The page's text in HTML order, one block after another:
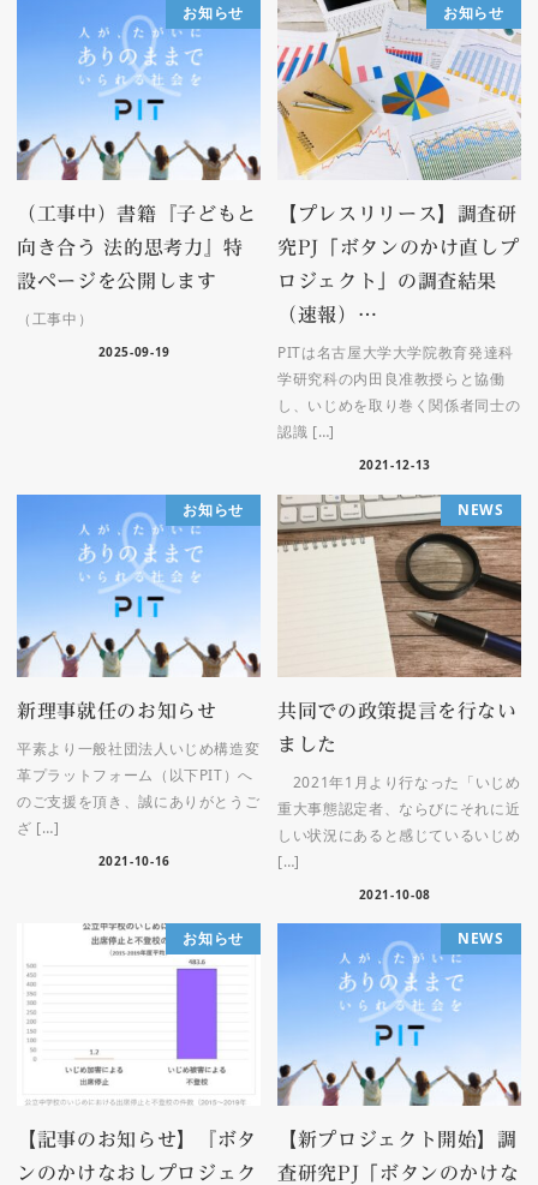
お知らせ
（工事中）書籍『子どもと
向き合う 法的思考力』特
設ページを公開します
（工事中）
2025-09-19
お知らせ
【プレスリリース】調査研
究PJ「ボタンのかけ直しプ
ロジェクト」の調査結果
（速報）…
PITは名古屋大学大学院教育発達科
学研究科の内田良准教授らと協働
し、いじめを取り巻く関係者同士の
認識 […]
2021-12-13
お知らせ
新理事就任のお知らせ
平素より一般社団法人いじめ構造変
革プラットフォーム（以下PIT）へ
のご支援を頂き、誠にありがとうご
ざ […]
2021-10-16
NEWS
共同での政策提言を行ない
ました
2021年1月より行なった「いじめ
重大事態認定者、ならびにそれに近
しい状況にあると感じているいじめ
[…]
2021-10-08
お知らせ
【記事のお知らせ】『ボタ
ンのかけなおしプロジェク
NEWS
【新プロジェクト開始】調
査研究PJ「ボタンのかけな